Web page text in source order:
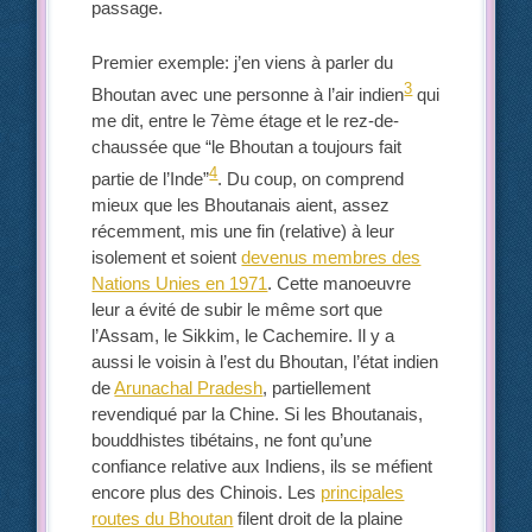
passage.
Premier exemple: j’en viens à parler du
Bhoutan avec une personne à l’air indien3qui
me dit, entre le 7ème étage et le rez-de-
chaussée que “le Bhoutan a toujours fait
partie de l’Inde”4. Du coup, on comprend
mieux que les Bhoutanais aient, assez
récemment, mis une fin (relative) à leur
isolement et soientdevenus membres des
Nations Unies en 1971. Cette manoeuvre
leur a évité de subir le même sort que
l’Assam, le Sikkim, le Cachemire. Il y a
aussi le voisin à l’est du Bhoutan, l’état indien
deArunachal Pradesh, partiellement
revendiqué par la Chine. Si les Bhoutanais,
bouddhistes tibétains, ne font qu’une
confiance relative aux Indiens, ils se méfient
encore plus des Chinois. Les principales
routes du Bhoutan filent droit de la plaine